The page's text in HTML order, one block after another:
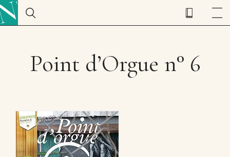
Point d’Orgue n° 6